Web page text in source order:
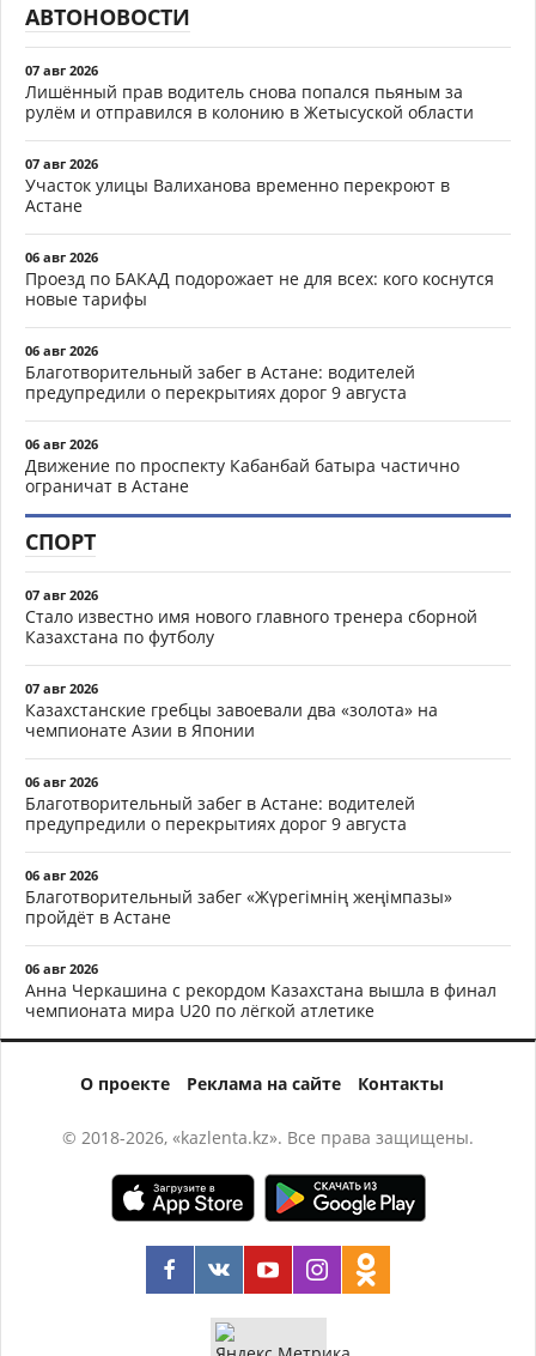
АВТОНОВОСТИ
07 авг 2026
Лишённый прав водитель снова попался пьяным за
рулём и отправился в колонию в Жетысуской области
07 авг 2026
Участок улицы Валиханова временно перекроют в
Астане
06 авг 2026
Проезд по БАКАД подорожает не для всех: кого коснутся
новые тарифы
06 авг 2026
Благотворительный забег в Астане: водителей
предупредили о перекрытиях дорог 9 августа
06 авг 2026
Движение по проспекту Кабанбай батыра частично
ограничат в Астане
СПОРТ
07 авг 2026
Стало известно имя нового главного тренера сборной
Казахстана по футболу
07 авг 2026
Казахстанские гребцы завоевали два «золота» на
чемпионате Азии в Японии
06 авг 2026
Благотворительный забег в Астане: водителей
предупредили о перекрытиях дорог 9 августа
06 авг 2026
Благотворительный забег «Жүрегімнің жеңімпазы»
пройдёт в Астане
06 авг 2026
Анна Черкашина с рекордом Казахстана вышла в финал
чемпионата мира U20 по лёгкой атлетике
О проекте Реклама на сайте Контакты
© 2018-2026, «kazlenta.kz». Все права защищены.